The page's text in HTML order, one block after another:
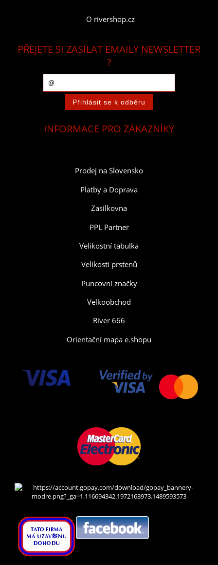
O rivershop.cz
PŘEJETE SI ZASÍLAT EMAILY NEWSLETTER
?
INFORMACE PRO ZÁKAZNÍKY
Prodej na Slovensko
Platby a Doprava
Zasilkovna
PPL Partner
Velikostní tabulka
Velikosti prstenů
Puncovní značky
Velkoobchod
River 666
Orientační mapa e.shopu